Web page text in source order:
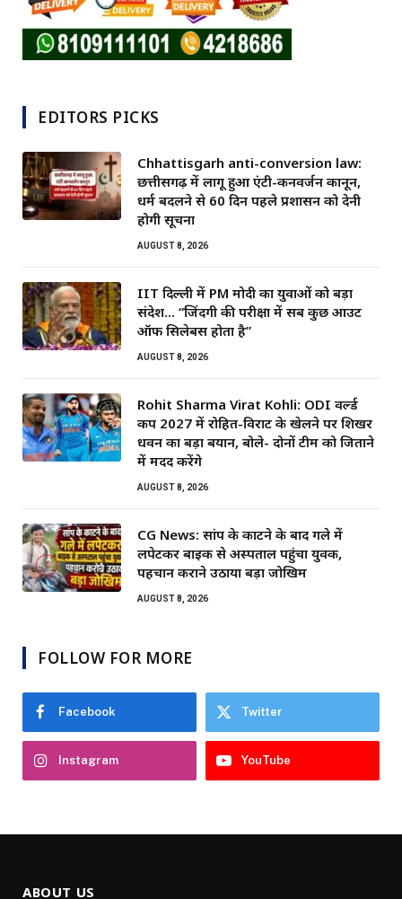
EDITORS PICKS
Chhattisgarh anti-conversion law:
छत्तीसगढ़ में लागू हुआ एंटी-कनवर्जन कानून,
धर्म बदलने से 60 दिन पहले प्रशासन को देनी
होगी सूचना
AUGUST 8, 2026
IIT दिल्ली में PM मोदी का युवाओं को बड़ा
संदेश… “जिंदगी की परीक्षा में सब कुछ आउट
ऑफ सिलेबस होता है”
AUGUST 8, 2026
Rohit Sharma Virat Kohli: ODI वर्ल्ड
कप 2027 में रोहित-विराट के खेलने पर शिखर
धवन का बड़ा बयान, बोले- दोनों टीम को जिताने
में मदद करेंगे
AUGUST 8, 2026
CG News: सांप के काटने के बाद गले में
लपेटकर बाइक से अस्पताल पहुंचा युवक,
पहचान कराने उठाया बड़ा जोखिम
AUGUST 8, 2026
FOLLOW FOR MORE
Facebook Twitter
Instagram YouTube
ABOUT US